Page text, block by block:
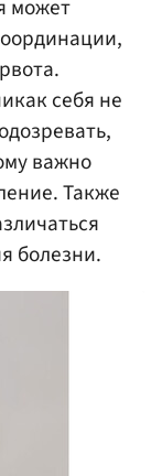
может
себя не
важно
Также
болезни.